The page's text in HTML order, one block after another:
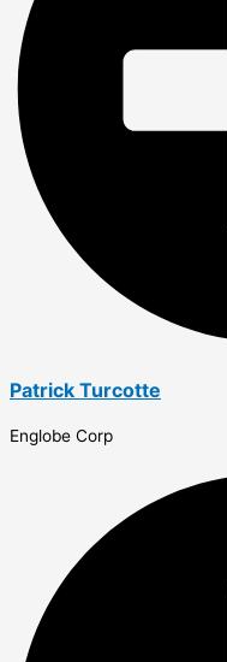
Patrick Turcotte
Englobe Corp